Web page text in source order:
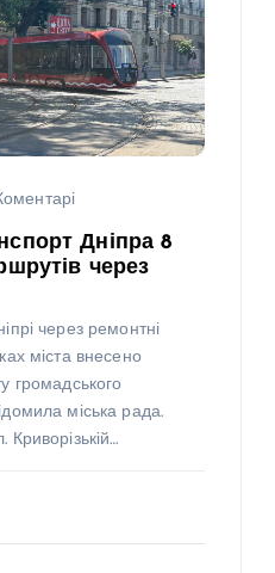
Дніпра 8
через
через ремонтні
міста внесено
громадського
міська рада.